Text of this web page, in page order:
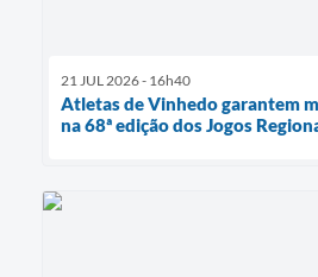
21 JUL 2026 - 16h40
Atletas de Vinhedo garantem
na 68ª edição dos Jogos